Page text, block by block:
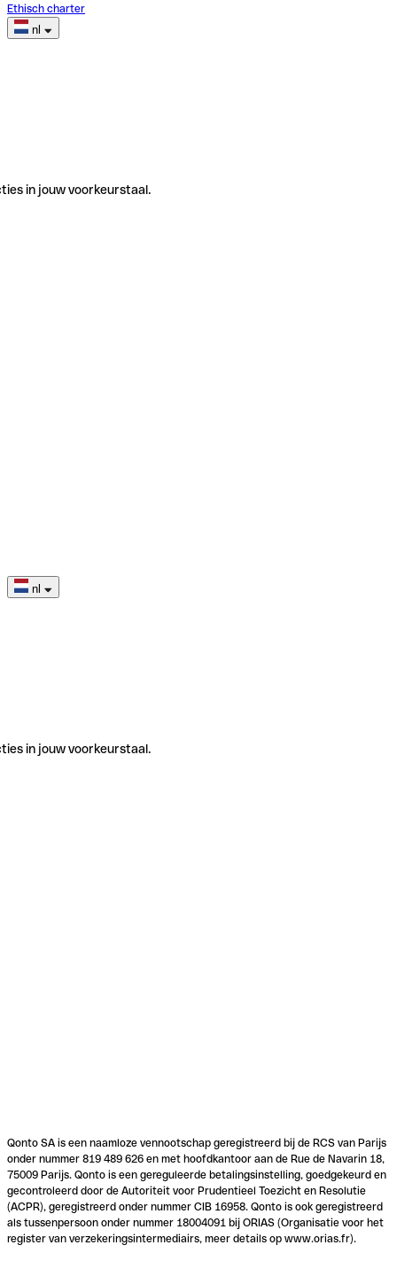
Ethisch charter
nl
in jouw voorkeurstaal.
nl
in jouw voorkeurstaal.
Qonto SA is een naamloze vennootschap geregistreerd bij de RCS van Parijs
onder nummer 819 489 626 en met hoofdkantoor aan de Rue de Navarin 18,
75009 Parijs. Qonto is een gereguleerde betalingsinstelling, goedgekeurd en
gecontroleerd door de Autoriteit voor Prudentieel Toezicht en Resolutie
(ACPR), geregistreerd onder nummer CIB 16958. Qonto is ook geregistreerd
als tussenpersoon onder nummer 18004091 bij ORIAS (Organisatie voor het
register van verzekeringsintermediairs, meer details op www.orias.fr).